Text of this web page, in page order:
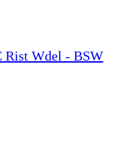
Rist Wdel - BSW